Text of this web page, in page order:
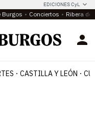
EDICIONES CyL
Burgos Conciertos Ribera del
CASTILLA Y LEÓN